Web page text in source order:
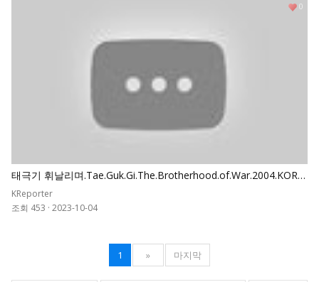
태극기 휘날리며.Tae.Guk.Gi.The.Brotherhood.of.War.2004.KORE
AN.REMASTERED.1080p
KReporter
조회 453 · 2023-10-04
0
1 » 마지막